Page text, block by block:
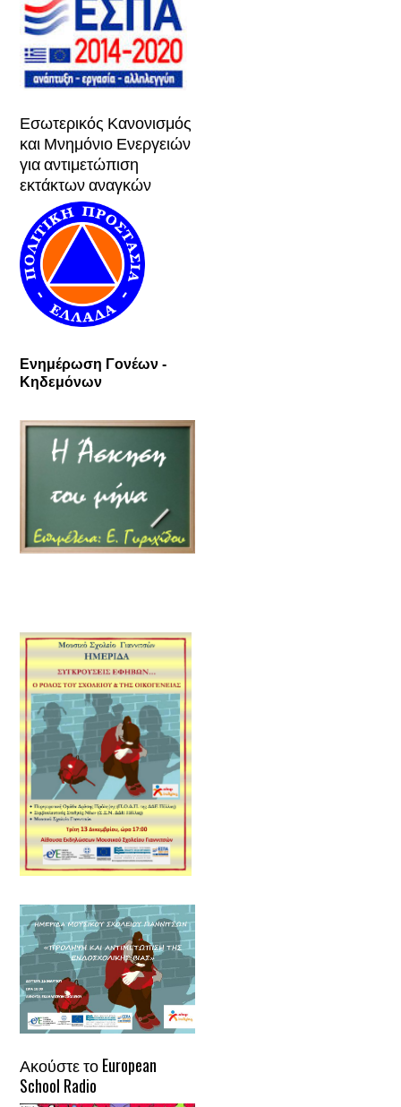
Εσωτερικός Κανονισμός
και Μνημόνιο Ενεργειών
για αντιμετώπιση
εκτάκτων αναγκών
Ενημέρωση Γονέων -
Κηδεμόνων
Ακούστε το European
School Radio